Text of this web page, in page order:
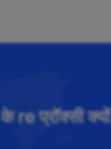
re प्रॉक्सी क्यों